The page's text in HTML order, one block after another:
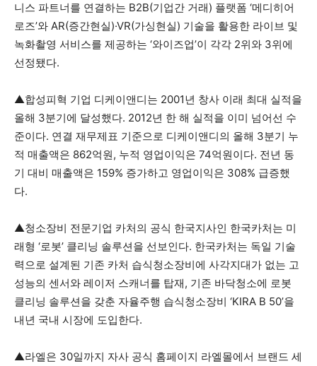
니스 파트너를 연결하는 B2B(기업간 거래) 플랫폼 ‘메디히어
로즈’와 AR(증간현실)·VR(가싱현실) 기술을 활용한 라이브 및
녹화촬영 서비스를 제공하는 ‘와이즈업’이 각각 2위와 3위에
선정됐다.
▲합성피혁 기업 디케이앤디는 2001년 창사 이래 최대 실적을
올해 3분기에 달성했다. 2012년 한 해 실적을 이미 넘어선 수
준이다. 연결 재무제표 기준으로 디케이앤디의 올해 3분기 누
적 매출액은 862억원, 누적 영업이익은 74억원이다. 전년 동
기 대비 매출액은 159% 증가하고 영업이익은 308% 급증했
다.
▲청소장비 전문기업 카처의 공식 한국지사인 한국카처는 미
래형 ‘로봇’ 클리닝 솔루션을 선보인다. 한국카처는 독일 기술
력으로 설계된 기존 카처 습식청소장비에 사각지대가 없는 고
성능의 센서와 레이저 스캐너를 탑재, 기존 바닥청소에 로봇
클리닝 솔루션을 갖춘 자율주행 습식청소장비 ‘KIRA B 50’을
내년 국내 시장에 도입한다.
▲라엘은 30일까지 자사 공식 홈페이지 라엘몰에서 브랜드 세